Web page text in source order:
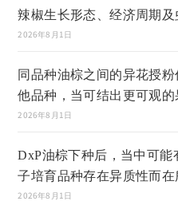
辣椒生长形态、经济周期及
2026年8月1日
同品种油棕之间的异花授
他品种，当可结出更可观
2026年8月1日
DxP油棕下种后，当中可能
子培育品种存在异质性而在
2026年8月1日